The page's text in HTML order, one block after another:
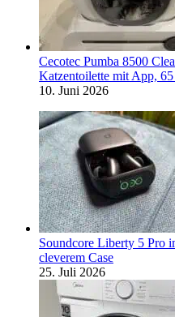
Cecotec Pumba 8500
Katzentoilette mit App,
10. Juni 2026
Soundcore Liberty 5 Pro
cleverem Case
25. Juli 2026